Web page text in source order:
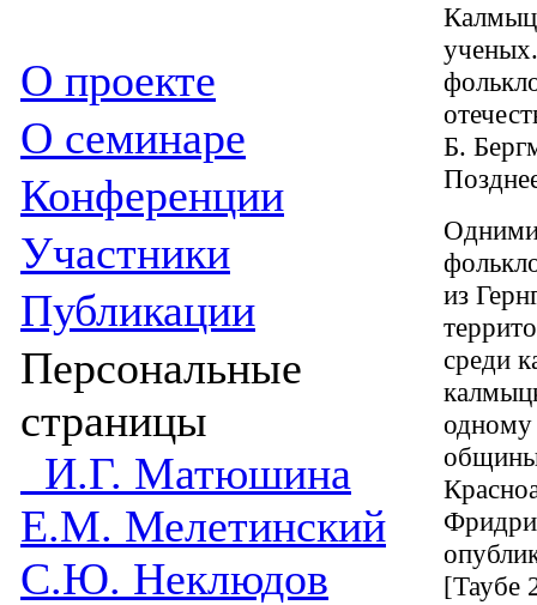
О проекте
О семинаре
Конференции
Участники
Публикации
Персональные
страницы
И.Г. Матюшина
Е.М. Мелетинский
С.Ю. Неклюдов
Б.
Одними
из
среди
одному
[Таубе